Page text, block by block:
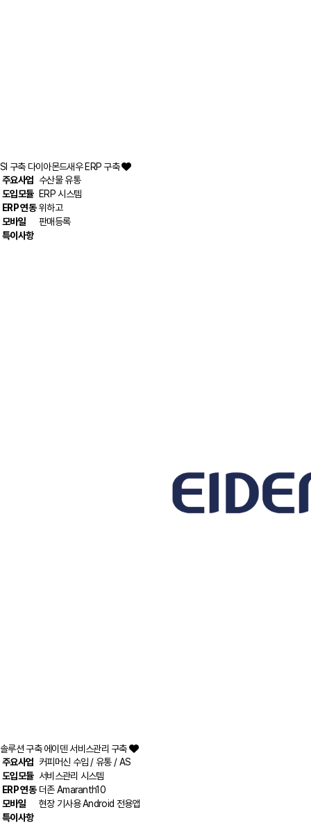
SI 구축 다이아몬드새우 ERP 구축
주요사업 수산물 유통
도입모듈
ERP 시스템
ERP 연동 위하고
모바일
판매등록
특이사항
솔루션 구축 에이덴 서비스관리 구축
주요사업 커피머신 수입 / 유통 / AS
도입모듈 서비스관리 시스템
ERP 연동 더존 Amaranth10
모바일
현장 기사용 Android 전용앱
특이사항